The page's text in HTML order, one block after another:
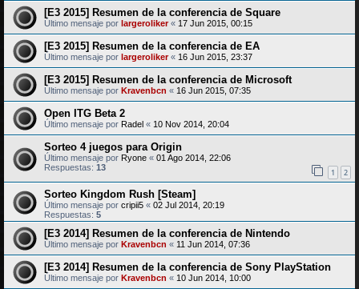
[E3 2015] Resumen de la conferencia de Square
Último mensaje por largeroliker« 17 Jun 2015, 00:15
[E3 2015] Resumen de la conferencia de EA
Último mensaje por largeroliker« 16 Jun 2015, 23:37
[E3 2015] Resumen de la conferencia de Microsoft
Último mensaje por Kravenbcn « 16 Jun 2015, 07:35
Open ITG Beta 2
Último mensaje por Radel « 10 Nov 2014, 20:04
Sorteo 4 juegos para Origin
Último mensaje por Ryone « 01 Ago 2014, 22:06
Respuestas: 13 1 2
Sorteo Kingdom Rush [Steam]
Último mensaje por cripii5 « 02 Jul 2014, 20:19
Respuestas: 5
[E3 2014] Resumen de la conferencia de Nintendo
Último mensaje por Kravenbcn « 11 Jun 2014, 07:36
[E3 2014] Resumen de la conferencia de Sony PlayStation
Último mensaje por Kravenbcn « 10 Jun 2014, 10:00